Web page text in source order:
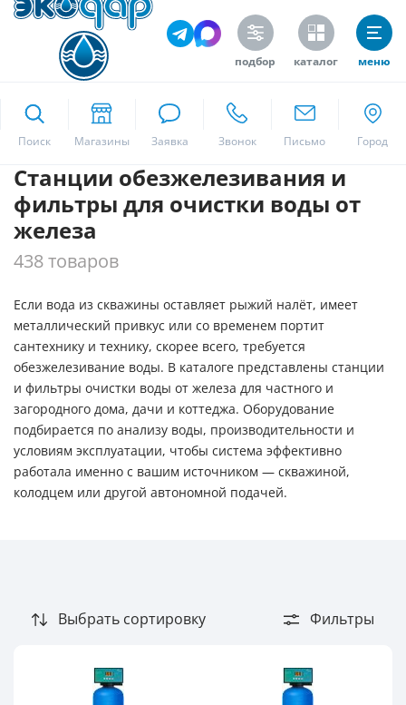
подбор каталог меню
Поиск
Москва
Станции обезжелезивания и
фильтры для очистки воды от
железа
438 товаров
Если вода из скважины оставляет рыжий налёт, имеет
металлический привкус или со временем портит
сантехнику и технику, скорее всего, требуется
обезжелезивание воды. В каталоге представлены станции
и фильтры очистки воды от железа для частного и
загородного дома, дачи и коттеджа. Оборудование
подбирается по анализу воды, производительности и
условиям эксплуатации, чтобы система эффективно
работала именно с вашим источником — скважиной,
колодцем или другой автономной подачей.
Выбрать сортировку Фильтры
Цена
Экодар
Тип загрязнения
Аммоний
Взвешенные вещества
Железо
Жесткость
Запах сероводорода
Известь
Марганец
Мутность
Цветность
0,6 м³/час